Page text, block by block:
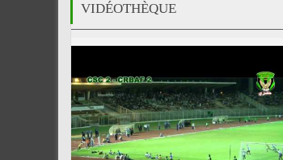
VIDÉOTHÈQUE